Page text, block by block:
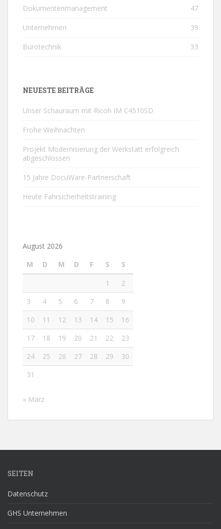
Dokumentenmanagement 47
Unternehmen 39
Bürotechnik 33
NEUESTE BEITRÄGE
Unser Schauraum mit Ricoh IM C4510SD
Frohe Weihnachten
Projekt Modernisierung der Werkstatt erfolgreich
abgeschlossen
15 Jahre DocuWare-Partnerschaft
Heute Fahrsicherheitstraining
August 2026
M
D M D F S
S
1
2
3
4 5 6 7 8
9
10
11 12 13 14 15
16
17
18 19 20 21 22
23
24
25 26 27 28 29
30
31
« März
SEITEN
Datenschutz
GHS Unternehmen